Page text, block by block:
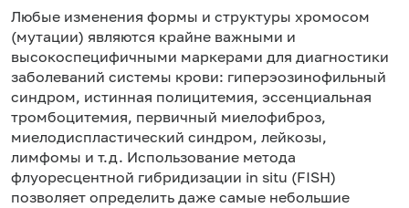
Любые изменения формы и структуры хромосом
(мутации) являются крайне важными и
высокоспецифичными маркерами для диагностики
заболеваний системы крови: гиперэозинофильный
синдром, истинная полицитемия, эссенциальная
тромбоцитемия, первичный миелофиброз,
миелодиспластический синдром, лейкозы,
лимфомы и т.д. Использование метода
флуоресцентной гибридизации in situ (FISH)
позволяет определить даже самые небольшие